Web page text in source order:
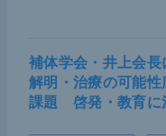
補体学会・井上会
解明・治療の可能
課題 啓発・教育に